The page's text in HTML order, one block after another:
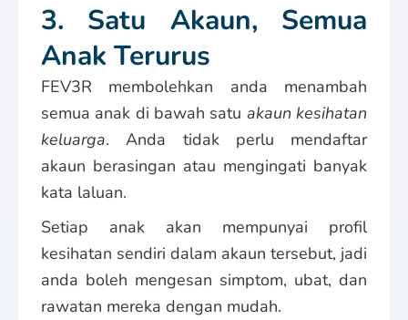
3. Satu Akaun, Semua
Anak Terurus
FEV3R membolehkan anda menambah
semua anak di bawah satu akaun kesihatan
keluarga. Anda tidak perlu mendaftar
akaun berasingan atau mengingati banyak
kata laluan.
Setiap anak akan mempunyai profil
kesihatan sendiri dalam akaun tersebut, jadi
anda boleh mengesan simptom, ubat, dan
rawatan mereka dengan mudah.